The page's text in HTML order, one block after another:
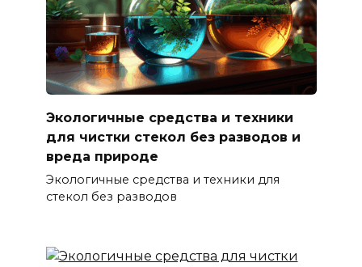
Экологичные средства и техники
для чистки стекол без разводов и
вреда природе
Экологичные средства и техники для
стекол без разводов